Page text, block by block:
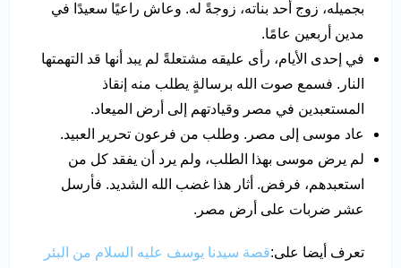
بجميله، زوج أحد بناته، زوجةً له. وعاش راعيًا سعيدًا في
مدين أربعين عامًا.
في إحدى الأيام، رأى عليقه مشتعلةً لم يبد أنها قد التهمتها
النار. فسمع صوت الله برسالةٍ يطلب منه إنقاذ
المستعبدين في مصر وقيادتهم إلى أرض الميعاد.
عاد موسى إلى مصر. وطلب من فرعون تحرير العبيد.
لم يرض موسى بهذا الطلب، ولم يرد أن يفقد كل من
استعبدهم، فرفض. أثار هذا غضب الله الشديد. فأرسل
عشر ضربات على أرض مصر.
تعرف أيضا على:قصة سيدنا يوسف عليه السلام من البئر